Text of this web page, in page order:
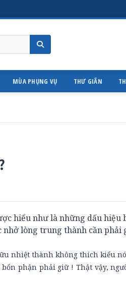
MÙA PHỤNG VỤ THƯ GIÃN
hiểu như là những dấu hiệu
lòng trung thành cần phải
nhiệt thành không thích kiểu
phận phải giữ ! Thật vậy,